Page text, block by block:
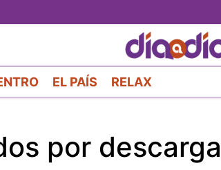
al
EL PAÍS RELAX
por